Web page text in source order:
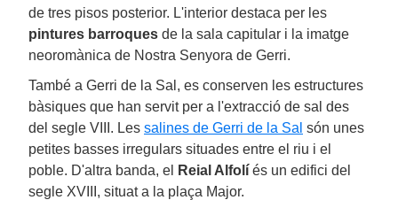
de tres pisos posterior. L'interior destaca per les
pintures barroques de la sala capitular i la imatge
neoromànica de Nostra Senyora de Gerri.
També a Gerri de la Sal, es conserven les estructures
bàsiques que han servit per a l'extracció de sal des
del segle VIII. Les salines de Gerri de la Sal són unes
petites basses irregulars situades entre el riu i el
poble. D'altra banda, el
Reial Alfolí és un edifici del
segle XVIII, situat a la plaça Major.